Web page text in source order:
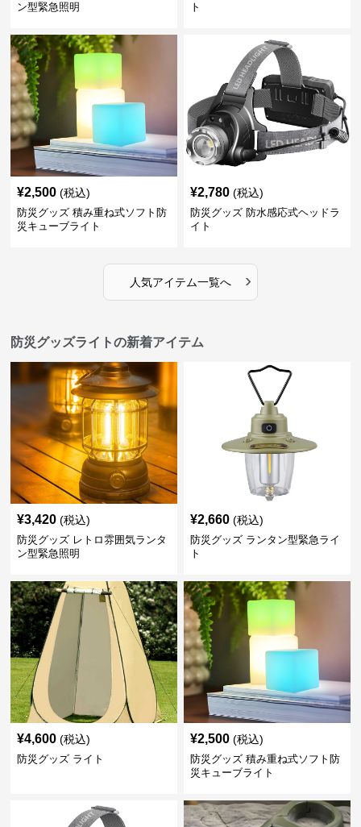
ン型緊急照明
ト
¥2,500 (税込)
防災グッズ 積み重ね式ソフト防
災キューブライト
¥2,780 (税込)
防災グッズ 防水感応式ヘッドラ
イト
人気アイテム一覧へ ›
防災グッズライトの新着アイテム
¥3,420 (税込)
防災グッズ レトロ雰囲気ランタ
ン型緊急照明
¥2,660 (税込)
防災グッズ ランタン型緊急ライ
ト
¥4,600 (税込)
防災グッズ ライト
¥2,500 (税込)
防災グッズ 積み重ね式ソフト防
災キューブライト